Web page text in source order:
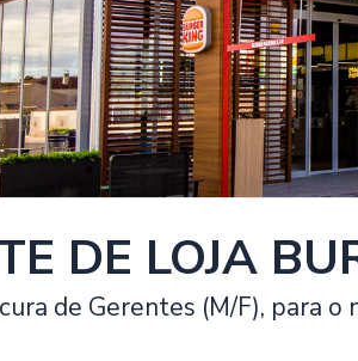
DE LOJA
de Gerentes (M/F), para